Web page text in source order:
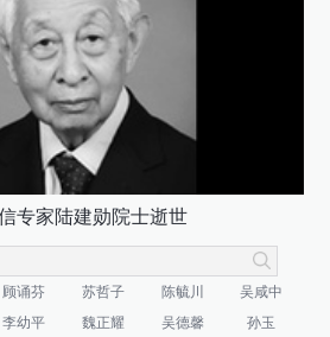
专家陆建勋院士逝世
顾诵芬 苏哲子 陈毓川
吴咸中
李幼平 魏正耀 吴德馨 孙玉